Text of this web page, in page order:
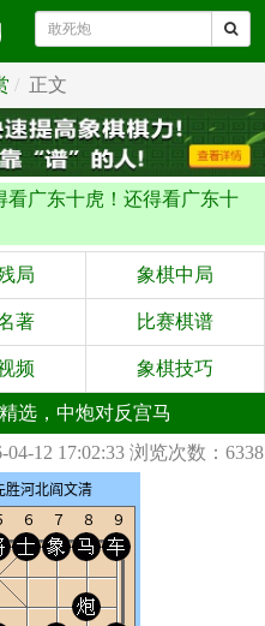
正文
看广东十虎！还得看广东十
局 象棋中局
著 比赛棋谱
频 象棋技巧
选，中炮对反宫马
12 17:02:33 浏览次数：6338